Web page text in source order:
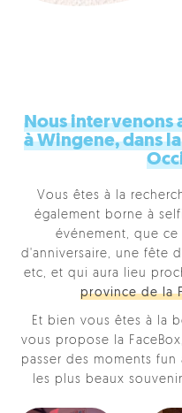
Nous intervenons
à Wingene, dans
Vous êtes à la
également borne à
événement, que
d'anniversaire, une fête
etc, et qui aura lieu
province de la
Et bien vous êtes à la
vous propose la
passer des moments
les plus beaux